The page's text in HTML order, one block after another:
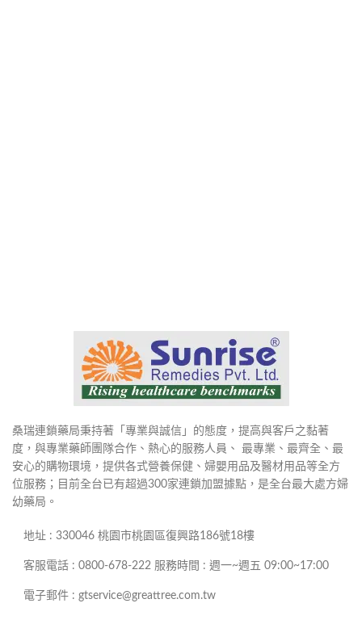
桑瑞連鎖藥局秉持著「專業與誠信」的態度，提高與客戶之黏著
度，與專業藥師團隊合作、熱心的服務人員、 最專業、最齊全、最
安心的購物環境，提供各式營養保健、婦嬰用品及醫材用品等全方
位服務；目前全台已有超過300家連鎖加盟據點，是全台最大處方婦
幼藥局。
地址 : 330046 桃園市桃園區復興路186號18樓
客服電話 : 0800-678-222 服務時間 : 週一~週五 09:00~17:00
電子郵件 : gtservice@greattree.com.tw